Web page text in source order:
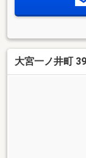
大宮一ノ井町